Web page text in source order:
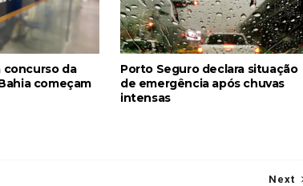
concurso da
começam
Porto Seguro declara situação
de emergência após chuvas
intensas
Next